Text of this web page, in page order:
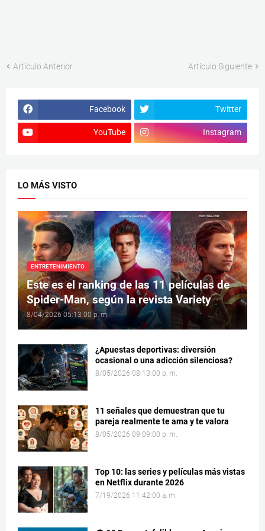
Artículo Anterior Artículo Siguiente
Facebook Twitter
YouTube Instagram
LO MÁS VISTO
ENTRETENIMIENTO
Este es el ranking de las 11 películas de
Spider-Man, según la revista Variety
8/04/2026 05:13:00 p. m.
¿Apuestas deportivas: diversión
ocasional o una adicción silenciosa?
8/05/2026 08:13:00 p. m.
11 señales que demuestran que tu
pareja realmente te ama y te valora
8/05/2026 09:09:00 p. m.
Top 10: las series y películas más vistas
en Netflix durante 2026
7/19/2026 11:42:00 a. m.